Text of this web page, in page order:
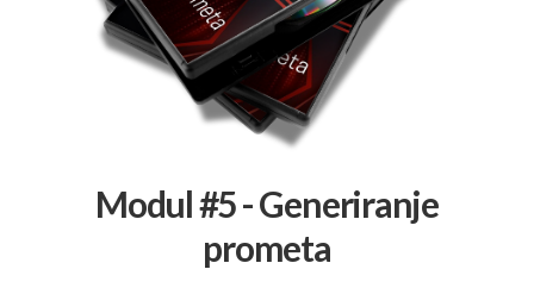
Modul #5 - Generiranje
prometa